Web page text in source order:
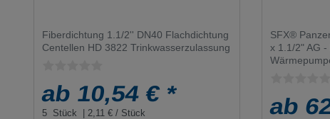
Fiberdichtung 1.1/2'' DN40 Flachdichtung
Centellen HD 3822 Trinkwasserzulassung
ab 10,54 € *
5 Stück
| 2,11 € / Stück
SFX®
x 1.1/2" AG
ab